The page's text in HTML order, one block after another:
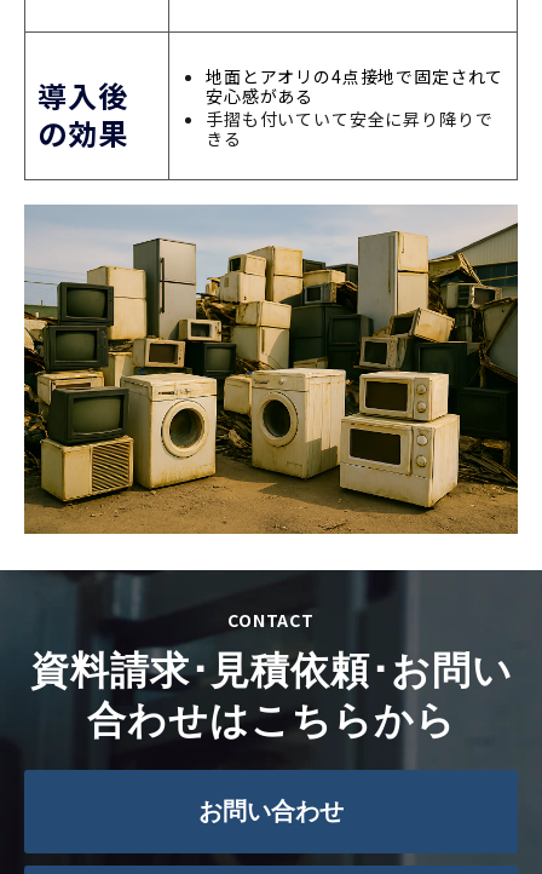
導入後
の効果
地面とアオリの4点接地で固定されて
安心感がある
手摺も付いていて安全に昇り降りで
きる
CONTACT
資料請求･見積依頼･お問い
合わせはこちらから
お問い合わせ